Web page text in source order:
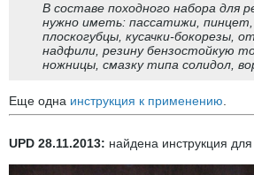
В составе походного набора для
нужно иметь: пассатижи, пинцет,
плоскогубцы, кусачки-бокорезы,
надфили, резину бензостойкую
ножницы, смазку типа солидол,
Еще одна инструкция к применению
UPD 28.11.2013: найдена инструкция